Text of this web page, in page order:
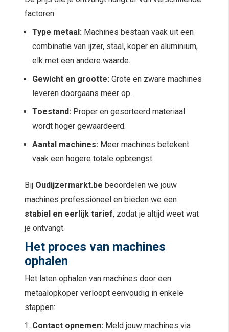
factoren:
Type metaal: Machines bestaan vaak uit een
combinatie van ijzer, staal, koper en aluminium,
elk met een andere waarde.
Gewicht en grootte: Grote en zware machines
leveren doorgaans meer op.
Toestand: Proper en gesorteerd materiaal
wordt hoger gewaardeerd.
Aantal machines: Meer machines betekent
vaak een hogere totale opbrengst.
Bij Oudijzermarkt.be beoordelen we jouw
machines professioneel en bieden we een
stabiel en eerlijk tarief, zodat je altijd weet wat
je ontvangt.
Het proces van machines
ophalen
Het laten ophalen van machines door een
metaalopkoper verloopt eenvoudig in enkele
stappen:
Contact opnemen: Meld jouw machines via